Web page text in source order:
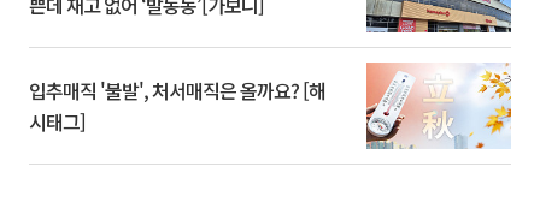
입추매직 '불발', 처서매직은 올까요? [해
시태그]